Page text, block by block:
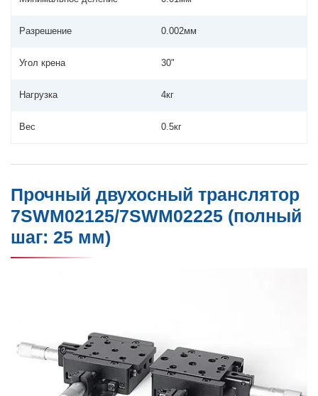
Разрешение 0.002мм
Угол крена 30"
Нагрузка 4кг
Вес 0.5кг
Прочный двухосный транслятор
7SWM02125/7SWM02225 (полный
шаг: 25 мм)